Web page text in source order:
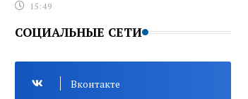
15:49
СОЦИАЛЬНЫЕ СЕТИ
Вконтакте